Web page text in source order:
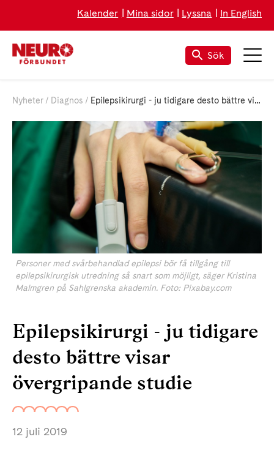
Kalender Mina sidor Lyssna In English
Sök
Nyheter Diagnos Epilepsikirurgi - ju tidigare desto bättre visar övergripande studie
Personer med svårbehandlad epilepsi bör få tillgång till
epilepsikirurgisk utredning så snart som möjligt, säger Kristina
Malmgren på Sahlgrenska akademin. Foto: Pixabay.com
Epilepsikirurgi - ju tidigare
desto bättre visar
övergripande studie
12 juli 2019